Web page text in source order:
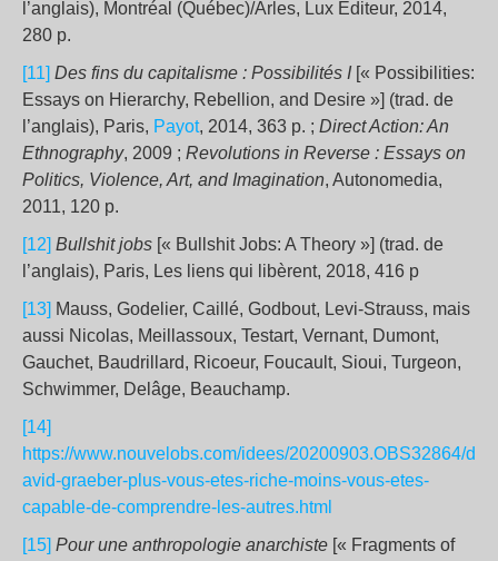
l’anglais), Montréal (Québec)/Arles, Lux Éditeur, 2014,
280 p.
[11] Des fins du capitalisme : Possibilités I[« Possibilities:
Essays on Hierarchy, Rebellion, and Desire »] (trad. de
l’anglais), Paris, Payot, 2014, 363 p. ; Direct Action: An
Ethnography, 2009 ; Revolutions in Reverse : Essays on
Politics, Violence, Art, and Imagination, Autonomedia,
2011, 120 p.
[12] Bullshit jobs [« Bullshit Jobs: A Theory »] (trad. de
l’anglais), Paris, Les liens qui libèrent, 2018, 416 p
[13] Mauss, Godelier, Caillé, Godbout, Levi-Strauss, mais
aussi Nicolas, Meillassoux, Testart, Vernant, Dumont,
Gauchet, Baudrillard, Ricoeur, Foucault, Sioui, Turgeon,
Schwimmer, Delâge, Beauchamp.
[14]
https://www.nouvelobs.com/idees/20200903.OBS32864/d
avid-graeber-plus-vous-etes-riche-moins-vous-etes-
capable-de-comprendre-les-autres.html
[15] Pour une anthropologie anarchiste [« Fragments of